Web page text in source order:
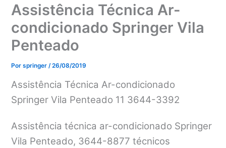
Assistência Técnica Ar-
condicionado Springer Vila
Penteado
Porspringer /26/08/2019
Assistência Técnica Ar-condicionado
Springer Vila Penteado 11 3644-3392
Assistência técnica ar-condicionado Springer
Vila Penteado, 3644-8877 técnicos